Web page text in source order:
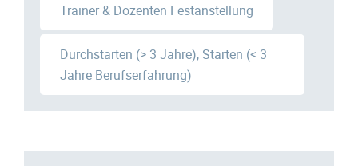
Trainer & Dozenten Festanstellung
Durchstarten (> 3 Jahre), Starten (< 3
Jahre Berufserfahrung)